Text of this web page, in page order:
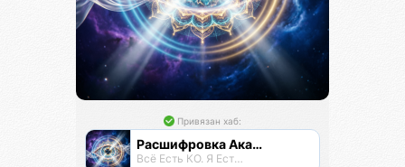
Привязан хаб:
Расшифровка Акаши
Всё Есть КО. Я Есть КО.